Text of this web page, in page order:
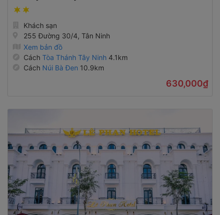
Khách sạn
255 Đường 30/4, Tân Ninh
Xem bản đồ
Cách Tòa Thánh Tây Ninh 4.1km
Cách Núi Bà Đen 10.9km
630,000₫